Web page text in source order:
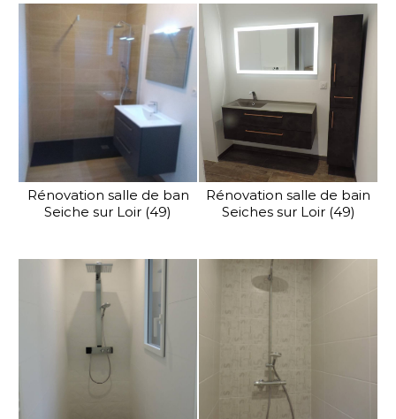
Rénovation salle de ban
Seiche sur Loir (49)
Rénovation salle de bain
Seiches sur Loir (49)